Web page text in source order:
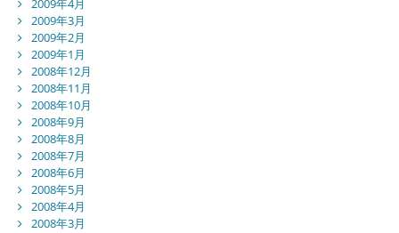
2009年4月
2009年3月
2009年2月
2009年1月
2008年12月
2008年11月
2008年10月
2008年9月
2008年8月
2008年7月
2008年6月
2008年5月
2008年4月
2008年3月